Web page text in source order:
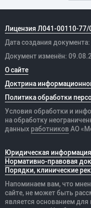
Лицензия Л041-00110-77/
Дата создания
Документ изменён:
О сайте
Доктрина
Политика обработки
Условия обработки и
на обработку
данных работников АО
Юридическая информация
Нормативно-правовая
Порядки, клинические
Напоминаем вам, что
сайте, не может быть
является основанием для